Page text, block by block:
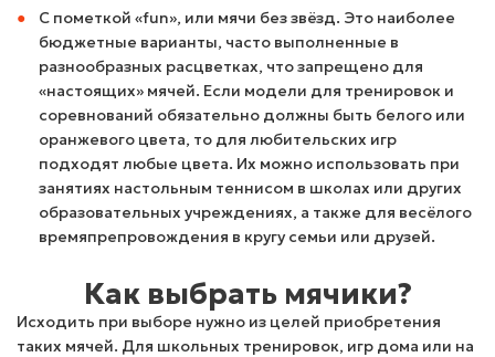
С пометкой «fun», или мячи без звёзд. Это наиболее
бюджетные варианты, часто выполненные в
разнообразных расцветках, что запрещено для
«настоящих» мячей. Если модели для тренировок и
соревнований обязательно должны быть белого или
оранжевого цвета, то для любительских игр
подходят любые цвета. Их можно использовать при
занятиях настольным теннисом в школах или других
образовательных учреждениях, а также для весёлого
времяпрепровождения в кругу семьи или друзей.
Как выбрать мячики?
Исходить при выборе нужно из целей приобретения
таких мячей. Для школьных тренировок, игр дома или на